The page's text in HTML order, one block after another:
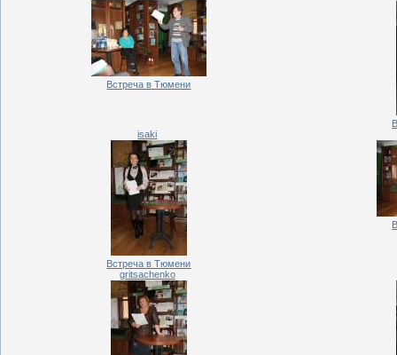
Встреча в Тюмени
isaki
Встреча в Тюмени
gritsachenko